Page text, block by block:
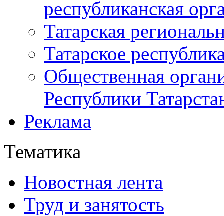
республиканская
Татарская
Татарское
Общественная
Республики
Реклама
Тематика
Новостная лента
Труд и занятость